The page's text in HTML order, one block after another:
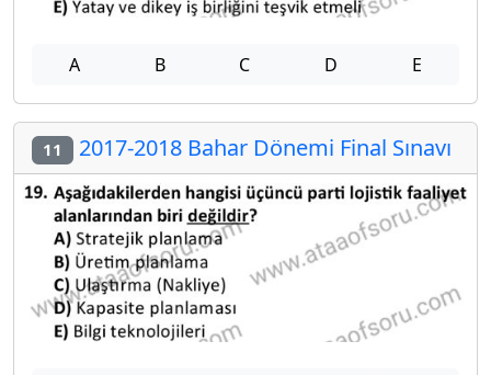
A B C D E
11 2017-2018 Bahar Dönemi Final Sınavı